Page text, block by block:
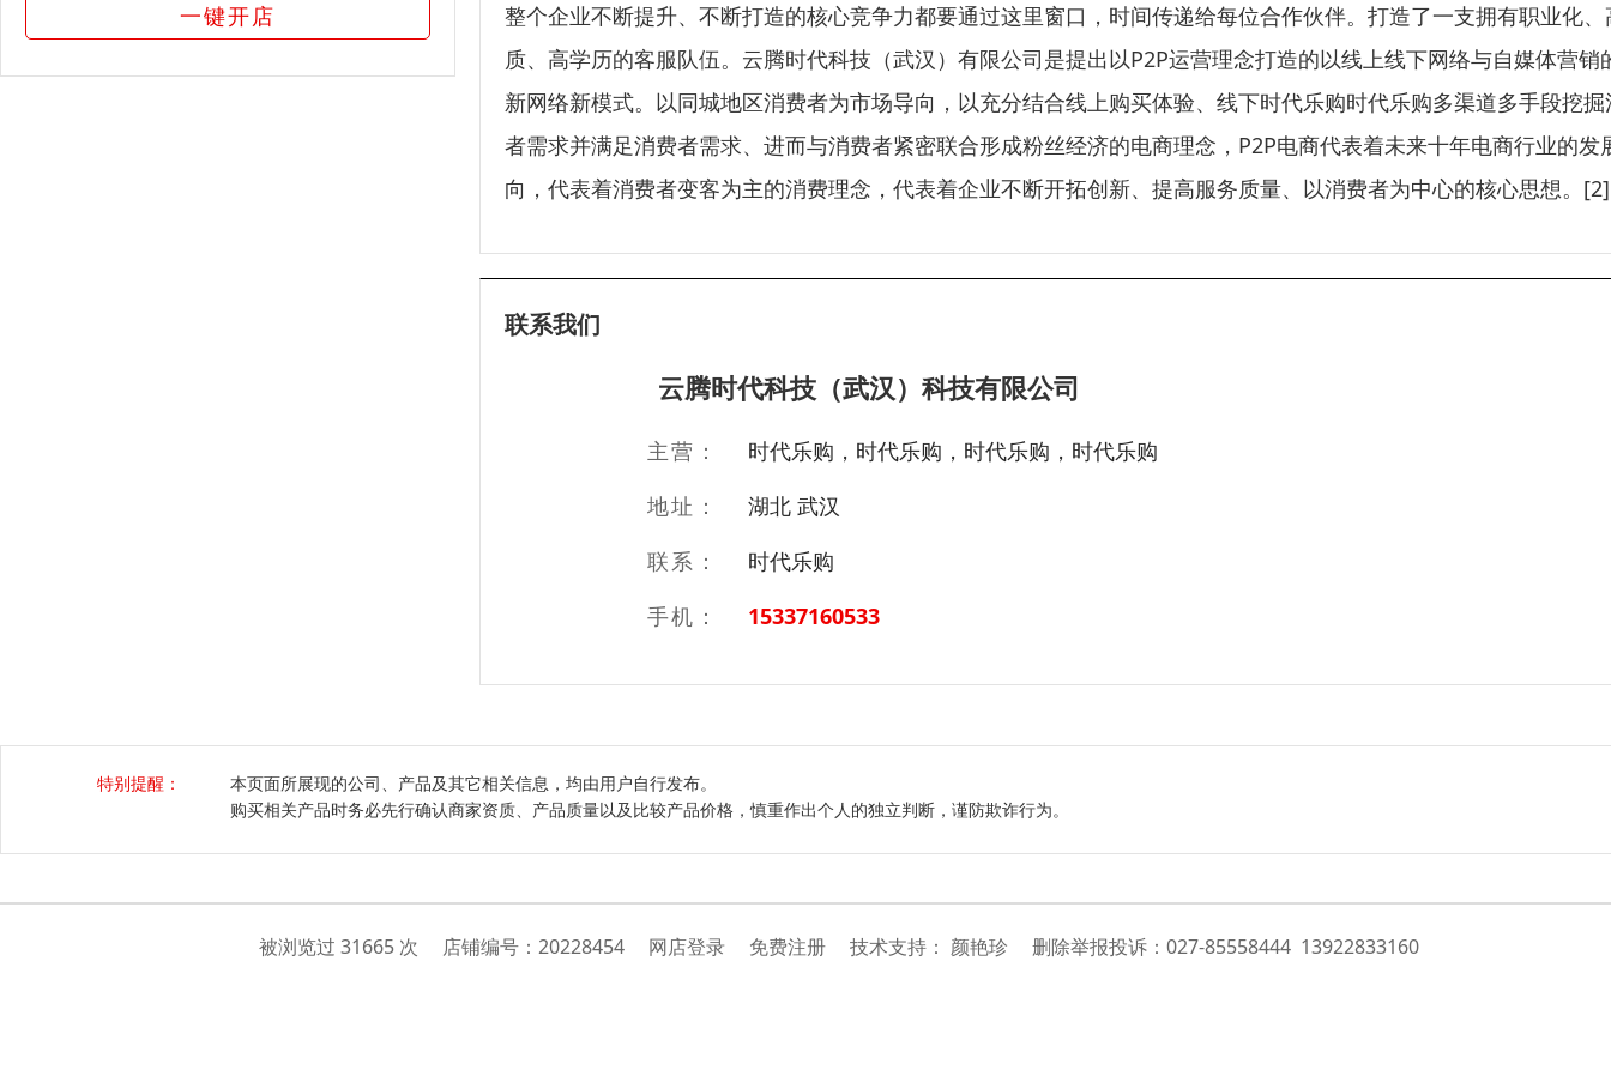
一键开店
整个企业不断提升、不断打造的核心竞争力都要通过这里窗口，时间传递给每位合作伙伴。打造了一支拥有职业化、
质、高学历的客服队伍。云腾时代科技（武汉）有限公司是提出以P2P运营理念打造的以线上线下网络与自媒体营销
新网络新模式。以同城地区消费者为市场导向，以充分结合线上购买体验、线下时代乐购时代乐购多渠道多手段挖掘
者需求并满足消费者需求、进而与消费者紧密联合形成粉丝经济的电商理念，P2P电商代表着未来十年电商行业的发
向，代表着消费者变客为主的消费理念，代表着企业不断开拓创新、提高服务质量、以消费者为中心的核心思想。[2]
联系我们
云腾时代科技（武汉）科技有限公司
主营：
时代乐购，时代乐购，时代乐购，时代乐购
地址：
湖北 武汉
联系：
时代乐购
手机：
15337160533
特别提醒：
本页面所展现的公司、产品及其它相关信息，均由用户自行发布。
购买相关产品时务必先行确认商家资质、产品质量以及比较产品价格，慎重作出个人的独立判断，谨防欺诈行为。
被浏览过 31665 次 店铺编号： 20228454 网店登录 免费注册 技术支持 ： 颜艳珍 删除举报投诉：027-85558444 13922833160